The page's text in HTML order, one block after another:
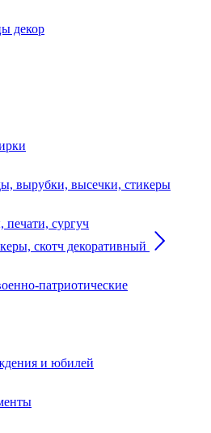
декор
вырубки, высечки, стикеры
сургуч
скотч декоративный
патриотические
и юбилей